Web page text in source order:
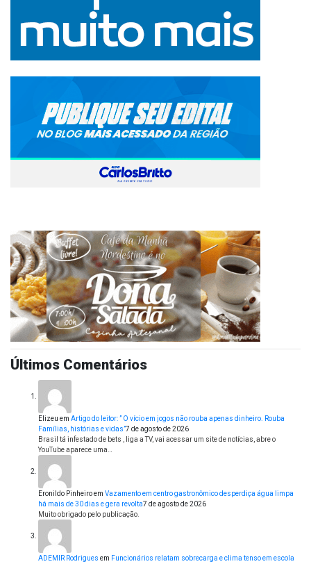
Últimos Comentários
Elizeu em Artigo do leitor: ” O vício em jogos não rouba apenas dinheiro. Rouba
Famílias, histórias e vidas”7 de agosto de 2026
Brasil tá infestado de bets , liga a TV, vai acessar um site de notícias, abre o
YouTube aparece uma…
Eronildo Pinheiroem Vazamento em centro gastronômico desperdiça água limpa
há mais de 30 dias e gera revolta7 de agosto de 2026
Muito obrigado pelo publicação.
ADEMIR Rodrigues em Funcionários relatam sobrecarga e clima tenso em escola